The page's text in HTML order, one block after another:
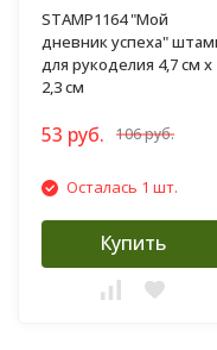
STAMP1164 "Мой
дневник успеха"
для рукоделия 4,7 см х
2,3 см
53 руб. 106 руб.
Осталась 1 шт.
Купить